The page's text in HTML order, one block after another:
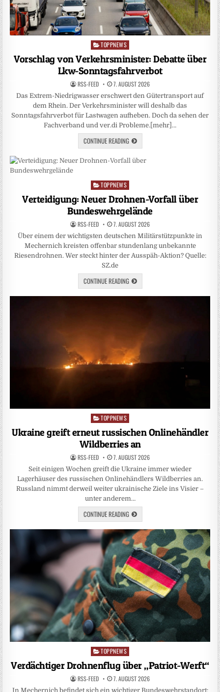
Posted
in
TOPPNEWS
Vorschlag von Verkehrsminister: Debatte über
Lkw-Sonntagsfahrverbot
RSS-FEED 7. AUGUST 2026
Das Extrem-Niedrigwasser erschwert den Gütertransport auf
dem Rhein. Der Verkehrsminister will deshalb das
Sonntagsfahrverbot für Lastwagen aufheben. Doch da sehen der
Fachverband und ver.di Probleme.[mehr]…
CONTINUE READING
Posted
TOPPNEWS
Verteidigung: Neuer Drohnen-Vorfall über
Bundeswehrgelände
RSS-FEED 7. AUGUST 2026
Über einem der wichtigsten deutschen Militärstützpunkte in
Mechernich kreisten offenbar stundenlang unbekannte
Riesendrohnen. Wer steckt hinter der Ausspäh-Aktion? Quelle:
SZ.de
CONTINUE READING
Posted
TOPPNEWS
Ukraine greift erneut russischen Onlinehändler
Wildberries an
RSS-FEED 7. AUGUST 2026
Seit einigen Wochen greift die Ukraine immer wieder
Lagerhäuser des russischen Onlinehändlers Wildberries an.
Russland nimmt derweil weiter ukrainische Ziele ins Visier –
unter anderem…
CONTINUE READING
Posted
TOPPNEWS
Verdächtiger Drohnenflug über „Patriot-Werft“
RSS-FEED 7. AUGUST 2026
In Mechernich befindet sich ein wichtiger Bundeswehrstandort: